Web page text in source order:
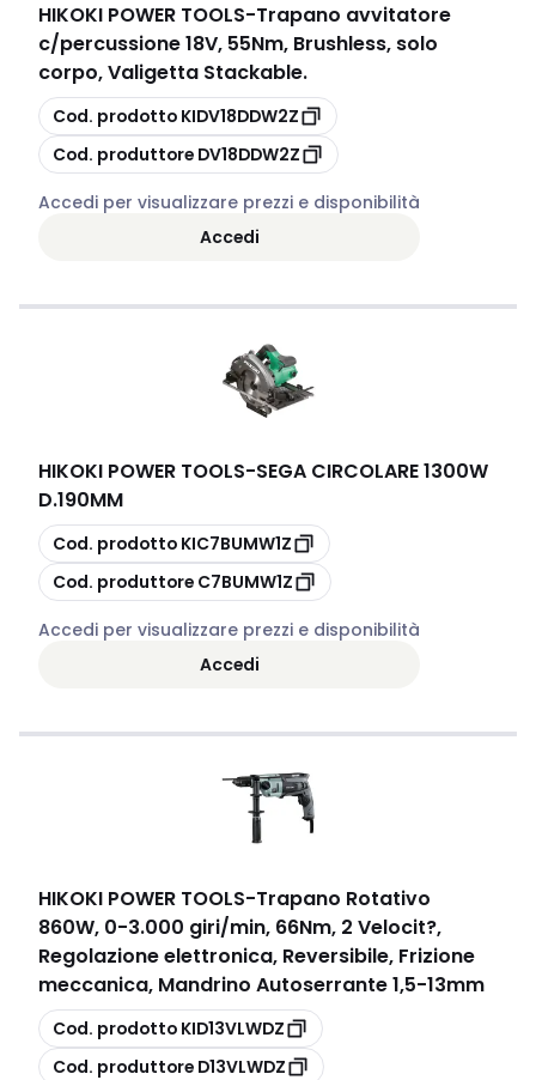
HIKOKI POWER TOOLS-Trapano avvitatore
c/percussione 18V, 55Nm, Brushless, solo
corpo, Valigetta Stackable.
copia
Cod. prodotto KIDV18DDW2Z
copia
Cod. produttore DV18DDW2Z
Accedi per visualizzare prezzi e disponibilità
Accedi
HIKOKI POWER TOOLS-SEGA CIRCOLARE 1300W
D.190MM
copia
Cod. prodotto KIC7BUMW1Z
copia
Cod. produttore C7BUMW1Z
Accedi per visualizzare prezzi e disponibilità
Accedi
HIKOKI POWER TOOLS-Trapano Rotativo
860W, 0-3.000 giri/min, 66Nm, 2 Velocit?,
Regolazione elettronica, Reversibile, Frizione
meccanica, Mandrino Autoserrante 1,5-13mm
copia
Cod. prodotto KID13VLWDZ
copia
Cod. produttore D13VLWDZ